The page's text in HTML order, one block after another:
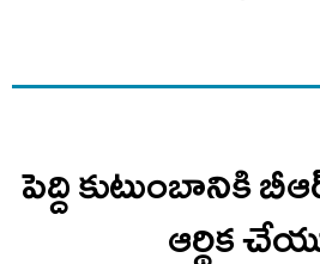
పెద్ది కుటుంబానికి
ఆర్థిక